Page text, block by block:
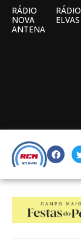
RÁDIO
NOVA
ANTENA
RÁDIO
ELVAS